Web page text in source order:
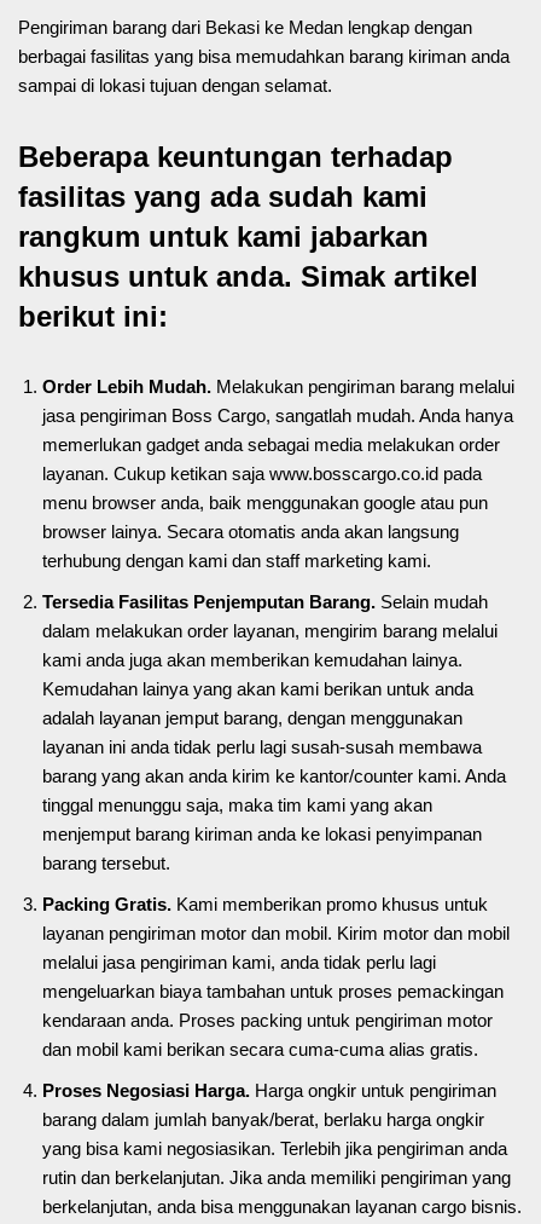
Pengiriman barang dari Bekasi ke Medan lengkap dengan
berbagai fasilitas yang bisa memudahkan barang kiriman anda
sampai di lokasi tujuan dengan selamat.
Beberapa keuntungan terhadap
fasilitas yang ada sudah kami
rangkum untuk kami jabarkan
khusus untuk anda. Simak artikel
berikut ini:
Order Lebih Mudah. Melakukan pengiriman barang melalui
jasa pengiriman Boss Cargo, sangatlah mudah. Anda hanya
memerlukan gadget anda sebagai media melakukan order
layanan. Cukup ketikan saja www.bosscargo.co.id pada
menu browser anda, baik menggunakan google atau pun
browser lainya. Secara otomatis anda akan langsung
terhubung dengan kami dan staff marketing kami.
Tersedia Fasilitas Penjemputan Barang. Selain mudah
dalam melakukan order layanan, mengirim barang melalui
kami anda juga akan memberikan kemudahan lainya.
Kemudahan lainya yang akan kami berikan untuk anda
adalah layanan jemput barang, dengan menggunakan
layanan ini anda tidak perlu lagi susah-susah membawa
barang yang akan anda kirim ke kantor/counter kami. Anda
tinggal menunggu saja, maka tim kami yang akan
menjemput barang kiriman anda ke lokasi penyimpanan
barang tersebut.
Packing Gratis. Kami memberikan promo khusus untuk
layanan pengiriman motor dan mobil. Kirim motor dan mobil
melalui jasa pengiriman kami, anda tidak perlu lagi
mengeluarkan biaya tambahan untuk proses pemackingan
kendaraan anda. Proses packing untuk pengiriman motor
dan mobil kami berikan secara cuma-cuma alias gratis.
Proses Negosiasi Harga. Harga ongkir untuk pengiriman
barang dalam jumlah banyak/berat, berlaku harga ongkir
yang bisa kami negosiasikan. Terlebih jika pengiriman anda
rutin dan berkelanjutan. Jika anda memiliki pengiriman yang
berkelanjutan, anda bisa menggunakan layanan cargo bisnis.